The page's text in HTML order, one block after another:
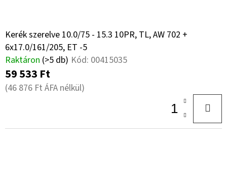
Kerék szerelve 10.0/75 - 15.3 10PR, TL, AW 702 +
6x17.0/161/205, ET -5
Raktáron (>5 db) Kód: 00415035
59 533 Ft
(46 876 Ft ÁFA nélkül)